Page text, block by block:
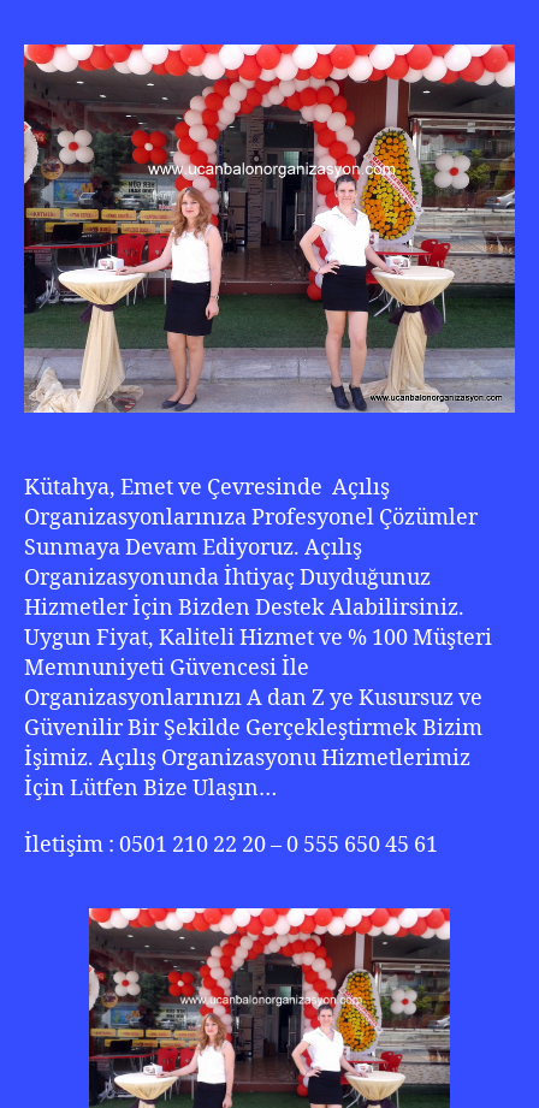
0
501
210
22
20
Kütahya, Emet ve Çevresinde Açılış
Organizasyonlarınıza Profesyonel Çözümler
Sunmaya Devam Ediyoruz. Açılış
Organizasyonunda İhtiyaç Duyduğunuz
Hizmetler İçin Bizden Destek Alabilirsiniz.
Uygun Fiyat, Kaliteli Hizmet ve % 100 Müşteri
Memnuniyeti Güvencesi İle
Organizasyonlarınızı A dan Z ye Kusursuz ve
Güvenilir Bir Şekilde Gerçekleştirmek Bizim
İşimiz. Açılış Organizasyonu Hizmetlerimiz
İçin Lütfen Bize Ulaşın…
İletişim : 0501 210 22 20 – 0 555 650 45 61